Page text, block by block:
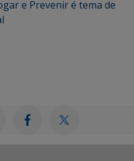
e Prevenir é tema de